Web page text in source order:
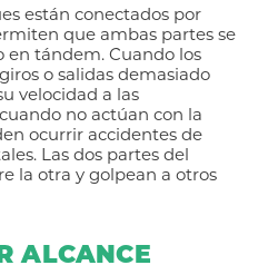
están conectados por
que ambas partes se
en tándem. Cuando los
o salidas demasiado
velocidad a las
no actúan con la
ocurrir accidentes de
Las dos partes del
la otra y golpean a otros
ALCANCE